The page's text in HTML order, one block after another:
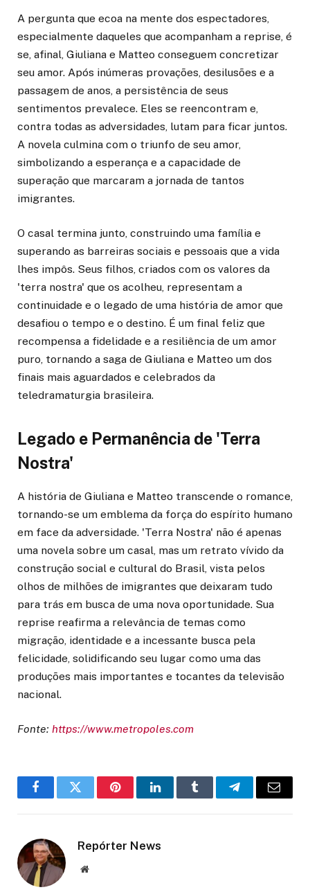
A pergunta que ecoa na mente dos espectadores,
especialmente daqueles que acompanham a reprise, é
se, afinal, Giuliana e Matteo conseguem concretizar
seu amor. Após inúmeras provações, desilusões e a
passagem de anos, a persistência de seus
sentimentos prevalece. Eles se reencontram e,
contra todas as adversidades, lutam para ficar juntos.
A novela culmina com o triunfo de seu amor,
simbolizando a esperança e a capacidade de
superação que marcaram a jornada de tantos
imigrantes.
O casal termina junto, construindo uma família e
superando as barreiras sociais e pessoais que a vida
lhes impôs. Seus filhos, criados com os valores da
'terra nostra' que os acolheu, representam a
continuidade e o legado de uma história de amor que
desafiou o tempo e o destino. É um final feliz que
recompensa a fidelidade e a resiliência de um amor
puro, tornando a saga de Giuliana e Matteo um dos
finais mais aguardados e celebrados da
teledramaturgia brasileira.
Legado e Permanência de 'Terra
Nostra'
A história de Giuliana e Matteo transcende o romance,
tornando-se um emblema da força do espírito humano
em face da adversidade. 'Terra Nostra' não é apenas
uma novela sobre um casal, mas um retrato vívido da
construção social e cultural do Brasil, vista pelos
olhos de milhões de imigrantes que deixaram tudo
para trás em busca de uma nova oportunidade. Sua
reprise reafirma a relevância de temas como
migração, identidade e a incessante busca pela
felicidade, solidificando seu lugar como uma das
produções mais importantes e tocantes da televisão
nacional.
Fonte: https://www.metropoles.com
FacebookTwitter PinterestLinkedInTumblr TelegramEmail
Repórter News
Website